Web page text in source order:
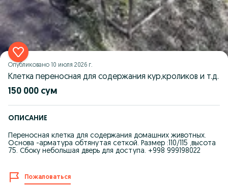
Опубликовано 10 июля 2026 г.
Клетка переносная для содержания кур,кроликов и т.д.
150 000 сум
ОПИСАНИЕ
Переносная клетка для содержания домашних животных.
Основа -арматура обтянутая сеткой. Размер :110/115 ,высота
75. Сбоку небольшая дверь для доступа. +998 999198022
Пожаловаться